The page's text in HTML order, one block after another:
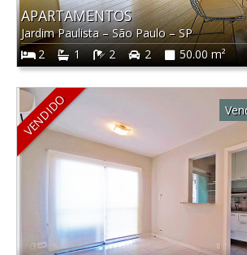
APARTAMENTOS
Jardim Paulista–São Paulo–SP
2
1 2 2 50.00 m²
VENDIDO